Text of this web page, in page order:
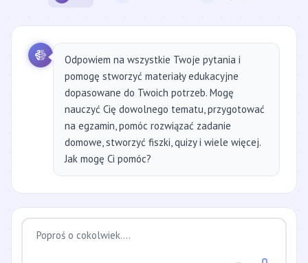
Odpowiem na wszystkie Twoje pytania i
pomogę stworzyć materiały edukacyjne
dopasowane do Twoich potrzeb. Mogę
nauczyć Cię dowolnego tematu, przygotować
na egzamin, pomóc rozwiązać zadanie
domowe, stworzyć fiszki, quizy i wiele więcej.
Jak mogę Ci pomóc?